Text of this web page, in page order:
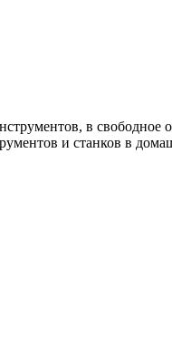
в свободное
и станков в